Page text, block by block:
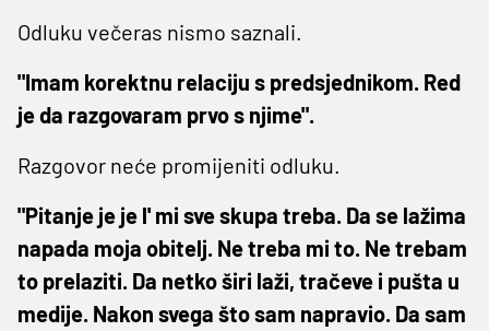
Odluku večeras nismo saznali.
"Imam korektnu relaciju s predsjednikom. Red
je da razgovaram prvo s njime".
Razgovor neće promijeniti odluku.
"Pitanje je je l' mi sve skupa treba. Da se lažima
napada moja obitelj. Ne treba mi to. Ne trebam
to prelaziti. Da netko širi laži, tračeve i pušta u
medije. Nakon svega što sam napravio. Da sam